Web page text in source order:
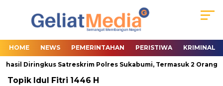
HOME NEWS PEMERINTAHAN PERISTIWA KRIMINAL
Diringkus Satreskrim Polres Sukabumi, Termasuk 2 Orang
Topik Idul Fitri 1446 H